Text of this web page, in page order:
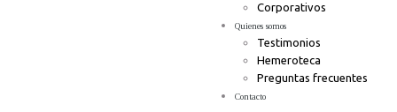
Corporativos
Quienes somos
Testimonios
Hemeroteca
Preguntas frecuentes
Contacto